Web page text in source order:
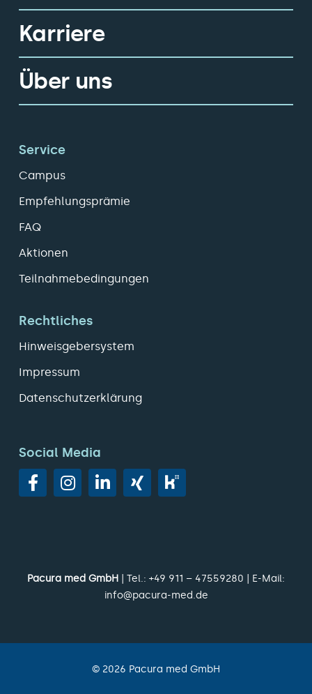
Karriere
Über uns
Service
Campus
Empfehlungsprämie
FAQ
Aktionen
Teilnahmebedingungen
Rechtliches
Hinweisgebersystem
Impressum
Datenschutzerklärung
Social Media
Pacura med GmbH | Tel.: +49 911 – 47559280 | E-Mail:
info@pacura-med.de
© 2026 Pacura med GmbH